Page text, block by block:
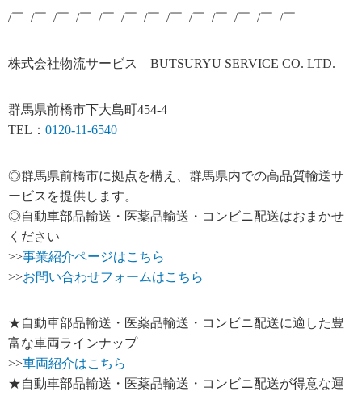
/￣_/￣_/￣_/￣_/￣_/￣_/￣_/￣_/￣_/￣_/￣_/￣_/￣
株式会社物流サービス BUTSURYU SERVICE CO. LTD.
群馬県前橋市下大島町454-4
TEL： 0120-11-6540
◎群馬県前橋市に拠点を構え、群馬県内での高品質輸送サ
ービスを提供します。
◎自動車部品輸送・医薬品輸送・コンビニ配送はおまかせ
ください
>>事業紹介ページはこちら
>>お問い合わせフォームはこちら
★自動車部品輸送・医薬品輸送・コンビニ配送に適した豊
富な車両ラインナップ
>>車両紹介はこちら
★自動車部品輸送・医薬品輸送・コンビニ配送が得意な運